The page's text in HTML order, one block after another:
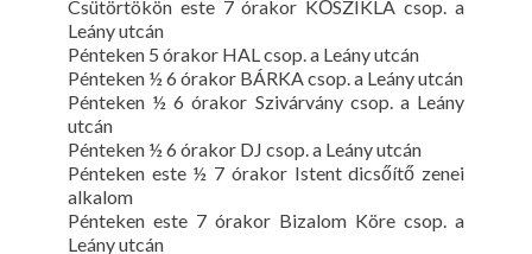
Csütörtökön este 7 órakor KŐSZIKLA csop. a
Leány utcán
Pénteken 5 órakor HAL csop. a Leány utcán
Pénteken ½ 6 órakor BÁRKA csop. a Leány utcán
Pénteken ½ 6 órakor Szivárvány csop. a Leány
utcán
Pénteken ½ 6 órakor DJ csop. a Leány utcán
Pénteken este ½ 7 órakor Istent dicsőítő zenei
alkalom
Pénteken este 7 órakor Bizalom Köre csop. a
Leány utcán